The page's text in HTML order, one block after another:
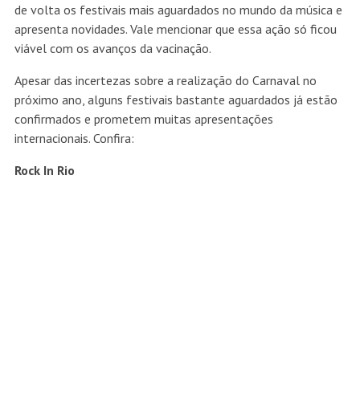
de volta os festivais mais aguardados no mundo da música e
apresenta novidades. Vale mencionar que essa ação só ficou
viável com os avanços da vacinação.
Apesar das incertezas sobre a realização do Carnaval no
próximo ano, alguns festivais bastante aguardados já estão
confirmados e prometem muitas apresentações
internacionais. Confira:
Rock In Rio